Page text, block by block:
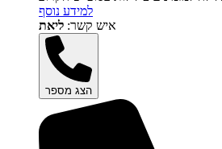
למידע נוסף
איש קשר: ליאת
הצג מספר